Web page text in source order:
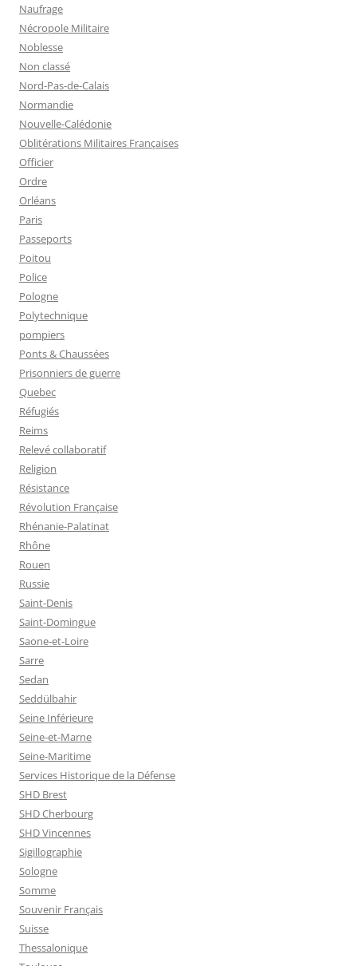
Naufrage
Nécropole Militaire
Noblesse
Non classé
Nord-Pas-de-Calais
Normandie
Nouvelle-Calédonie
Oblitérations Militaires Françaises
Officier
Ordre
Orléans
Paris
Passeports
Poitou
Police
Pologne
Polytechnique
pompiers
Ponts & Chaussées
Prisonniers de guerre
Quebec
Réfugiés
Reims
Relevé collaboratif
Religion
Résistance
Révolution Française
Rhénanie-Palatinat
Rhône
Rouen
Russie
Saint-Denis
Saint-Domingue
Saone-et-Loire
Sarre
Sedan
Seddülbahir
Seine Inférieure
Seine-et-Marne
Seine-Maritime
Services Historique de la Défense
SHD Brest
SHD Cherbourg
SHD Vincennes
Sigillographie
Sologne
Somme
Souvenir Français
Suisse
Thessalonique